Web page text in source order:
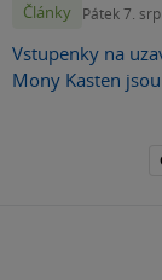
Články Pátek 7.
Vstupenky na
Mony Kasten